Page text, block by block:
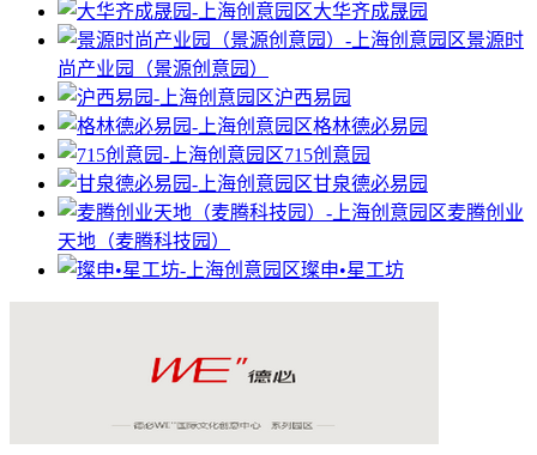
大华齐成晟园
景源时
尚产业园（景源创意园）
沪西易园
格林德必易园
715创意园
甘泉德必易园
麦腾创业
天地（麦腾科技园）
璨申•星工坊